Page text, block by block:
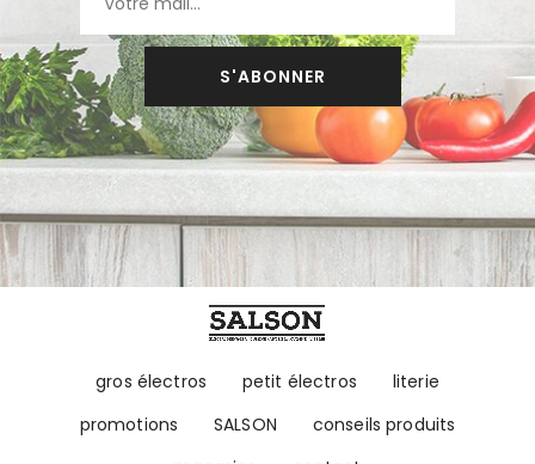
S'ABONNER
gros électros petit électros
literie
promotions
SALSON
conseils produits